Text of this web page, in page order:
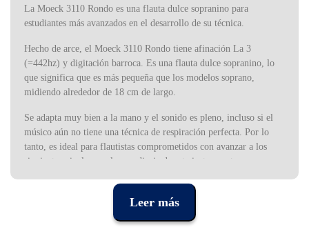
La Moeck 3110 Rondo es una flauta dulce sopranino para
estudiantes más avanzados en el desarrollo de su técnica.
Hecho de arce, el Moeck 3110 Rondo tiene afinación La 3
(=442hz) y digitación barroca. Es una flauta dulce sopranino, lo
que significa que es más pequeña que los modelos soprano,
midiendo alrededor de 18 cm de largo.
Se adapta muy bien a la mano y el sonido es pleno, incluso si el
músico aún no tiene una técnica de respiración perfecta. Por lo
tanto, es ideal para flautistas comprometidos con avanzar a los
siguientes niveles en el aprendizaje de este instrumento.
La flauta dulce es un instrumento de viento, muy utilizado como
instrumento solista, que ganó popularidad en la Edad Media,
particularmente en Europa Central. El nombre de “flauta dulce”
Leer más